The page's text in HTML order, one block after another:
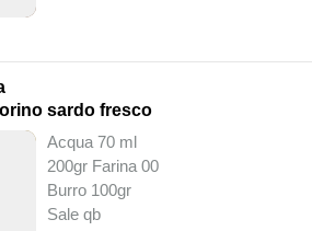
sardo fresco
Acqua 70 ml
200gr Farina 00
Burro 100gr
Sale qb